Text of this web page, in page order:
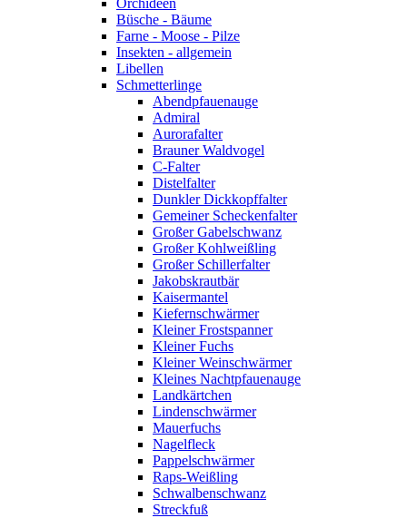
Orchideen
Büsche - Bäume
Farne - Moose - Pilze
Insekten - allgemein
Libellen
Schmetterlinge
Abendpfauenauge
Admiral
Aurorafalter
Brauner Waldvogel
C-Falter
Distelfalter
Dunkler Dickkopffalter
Gemeiner Scheckenfalter
Großer Gabelschwanz
Großer Kohlweißling
Großer Schillerfalter
Jakobskrautbär
Kaisermantel
Kiefernschwärmer
Kleiner Frostspanner
Kleiner Fuchs
Kleiner Weinschwärmer
Kleines Nachtpfauenauge
Landkärtchen
Lindenschwärmer
Mauerfuchs
Nagelfleck
Pappelschwärmer
Raps-Weißling
Schwalbenschwanz
Streckfuß